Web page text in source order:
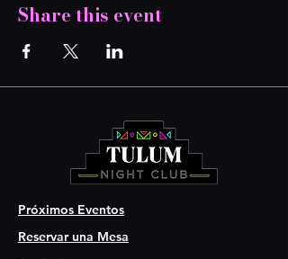
Share this event
Próximos Eventos
Reservar una Mesa